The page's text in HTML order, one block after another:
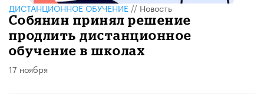
ДИСТАНЦИОННОЕ ОБУЧЕНИЕ//Новость
Собянин принял решение
продлить дистанционное
обучение в школах
17 ноября